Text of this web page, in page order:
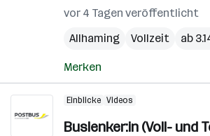
vor 4 Tagen veröffentlicht
Allhaming
Vollzeit ab
Merken
Einblicke Videos
Buslenker:in (Voll- und